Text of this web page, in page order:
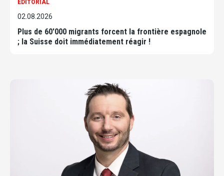
ÉDITORIAL
02.08.2026
Plus de 60'000 migrants forcent la frontière espagnole
; la Suisse doit immédiatement réagir !